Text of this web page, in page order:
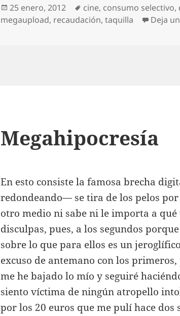
Publicado
el
25 enero, 2012 Etiquetas
cine, consumo selectivo,
megaupload, recaudación,taquilla Deja
Megahipocresía
En esto consiste la famosa brecha
redondeando— se tira de los pelos
otro medio ni sabe ni le importa a
disculpas, pues, a los segundos
sobre lo que para ellos es un
excuso de antemano con los
me he bajado lo mío y seguiré
siento víctima de ningún atropello
por los 20 euros que me pulí hace